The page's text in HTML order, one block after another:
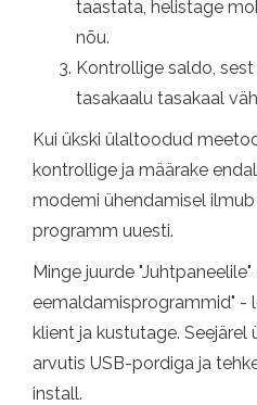
taastata, helistage
nõu.
Kontrollige saldo,
tasakaalu tasakaal
Kui ükski ülaltoodud
kontrollige ja määrake
modemi ühendamisel
programm uuesti.
Minge juurde
eemaldamisprogrammid" -
klient ja kustutage. Seejärel
arvutis USB-pordiga ja
install.